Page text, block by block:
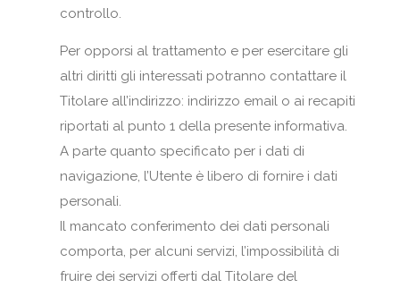
controllo.
Per opporsi al trattamento e per esercitare gli
altri diritti gli interessati potranno contattare il
Titolare all’indirizzo: indirizzo email o ai recapiti
riportati al punto 1 della presente informativa.
A parte quanto specificato per i dati di
navigazione, l’Utente è libero di fornire i dati
personali.
Il mancato conferimento dei dati personali
comporta, per alcuni servizi, l’impossibilità di
fruire dei servizi offerti dal Titolare del